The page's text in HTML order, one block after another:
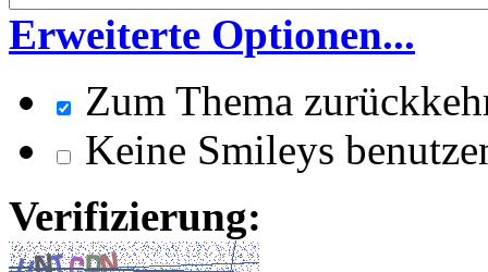
Erweiterte Optionen...
Zum Thema
Keine Smileys
Verifizierung: